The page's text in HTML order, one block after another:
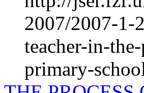
2007/2007-1-
teacher-in-
primary-